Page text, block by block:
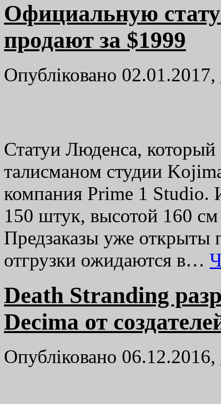
Официальную
продают за $1999
Опубліковано 02.01.2017,
Статуи Люденса,
талисманом студии
компания Prime 1 Studio.
150 штук, высотой 160
Предзаказы уже открыты
отгрузки ожидаются в…
Death Stranding
Decima от
Опубліковано 06.12.2016,